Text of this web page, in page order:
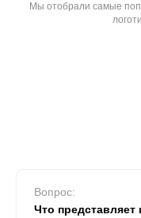
Мы отобрали самые
Вопрос:
Что